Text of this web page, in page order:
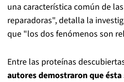
una característica común de
reparadoras", detalla la
que "los dos fenómenos son
Entre las proteínas
autores demostraron que ésta